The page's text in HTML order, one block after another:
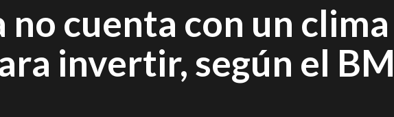
no cuenta con un clima
invertir, según el BM